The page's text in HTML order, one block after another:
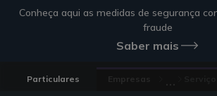
Conheça aqui as medidas de segurança
fraude
Saber mais
Particulares